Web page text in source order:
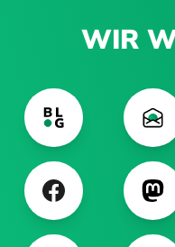
WIR